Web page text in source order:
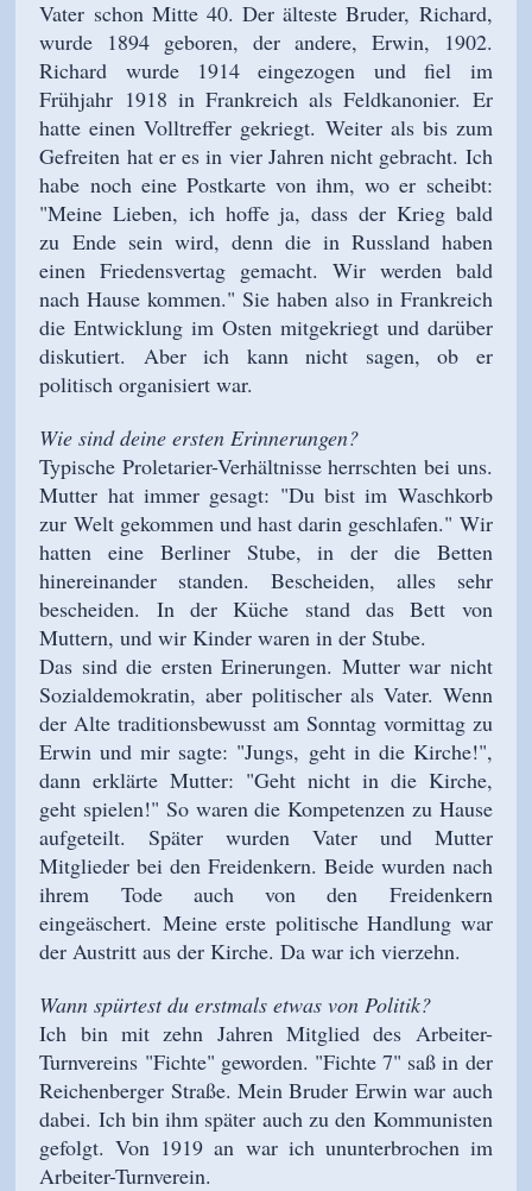
Vater schon Mitte 40. Der älteste Bruder, Richard,
wurde 1894 geboren, der andere, Erwin, 1902.
Richard wurde 1914 eingezogen und fiel im
Frühjahr 1918 in Frankreich als Feldkanonier. Er
hatte einen Volltreffer gekriegt. Weiter als bis zum
Gefreiten hat er es in vier Jahren nicht gebracht. Ich
habe noch eine Postkarte von ihm, wo er scheibt:
"Meine Lieben, ich hoffe ja, dass der Krieg bald
zu Ende sein wird, denn die in Russland haben
einen Friedensvertag gemacht. Wir werden bald
nach Hause kommen." Sie haben also in Frankreich
die Entwicklung im Osten mitgekriegt und darüber
diskutiert. Aber ich kann nicht sagen, ob er
politisch organisiert war.
Wie sind deine ersten Erinnerungen?
Typische Proletarier-Verhältnisse herrschten bei uns.
Mutter hat immer gesagt: "Du bist im Waschkorb
zur Welt gekommen und hast darin geschlafen." Wir
hatten eine Berliner Stube, in der die Betten
hinereinander standen. Bescheiden, alles sehr
bescheiden. In der Küche stand das Bett von
Muttern, und wir Kinder waren in der Stube.
Das sind die ersten Erinerungen. Mutter war nicht
Sozialdemokratin, aber politischer als Vater. Wenn
der Alte traditionsbewusst am Sonntag vormittag zu
Erwin und mir sagte: "Jungs, geht in die Kirche!",
dann erklärte Mutter: "Geht nicht in die Kirche,
geht spielen!" So waren die Kompetenzen zu Hause
aufgeteilt. Später wurden Vater und Mutter
Mitglieder bei den Freidenkern. Beide wurden nach
ihrem Tode auch von den Freidenkern
eingeäschert. Meine erste politische Handlung war
der Austritt aus der Kirche. Da war ich vierzehn.
Wann spürtest du erstmals etwas von Politik?
Ich bin mit zehn Jahren Mitglied des Arbeiter-
Turnvereins "Fichte" geworden. "Fichte 7" saß in der
Reichenberger Straße. Mein Bruder Erwin war auch
dabei. Ich bin ihm später auch zu den Kommunisten
gefolgt. Von 1919 an war ich ununterbrochen im
Arbeiter-Turnverein.